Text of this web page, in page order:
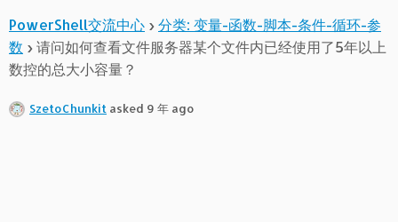
PowerShell交流中心 › 分类: 变量-函数-脚本-条件-循环-参
数 › 请问如何查看文件服务器某个文件内已经使用了5年以上
数控的总大小容量？
SzetoChunkit asked 9 年 ago